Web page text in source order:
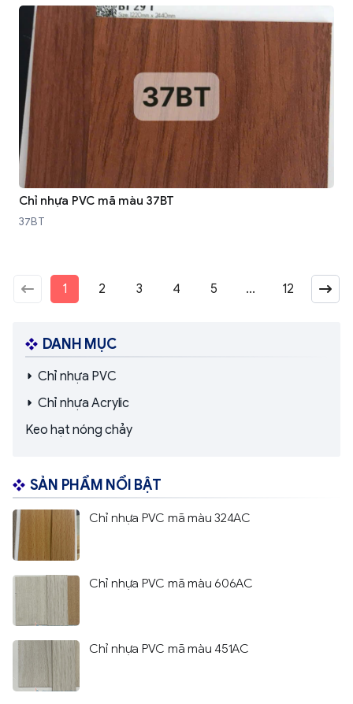
Chỉ nhựa PVC mã màu 37BT
37BT
1 2 3 4 5 ... 12
DANH MỤC
Chỉ nhựa PVC
Chỉ nhựa Acrylic
Keo hạt nóng chảy
SẢN PHẨM NỔI BẬT
Chỉ nhựa PVC mã màu 324AC
Chỉ nhựa PVC mã màu 606AC
Chỉ nhựa PVC mã màu 451AC